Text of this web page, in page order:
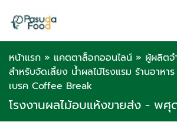
หน้าแรก » แคตตาล็อกออนไลน์ » ผู้ผลิตจ
สำหรับจัดเลี้ยง น้ำผลไม้โรงแรม ร้านอาหา
เบรค Coffee Break
โรงงานผลไม้อบแห้งขายส่ง - พศุ